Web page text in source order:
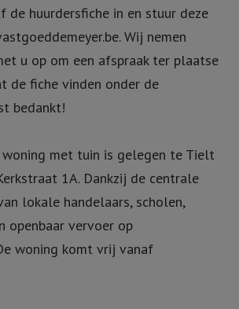
huurdersfiche in en stuur deze
Wij nemen
u op om een afspraak ter plaatse
de fiche vinden onder de
bedankt!
woning met tuin is gelegen te Tielt
1A. Dankzij de centrale
lokale handelaars, scholen,
openbaar vervoer op
woning komt vrij vanaf